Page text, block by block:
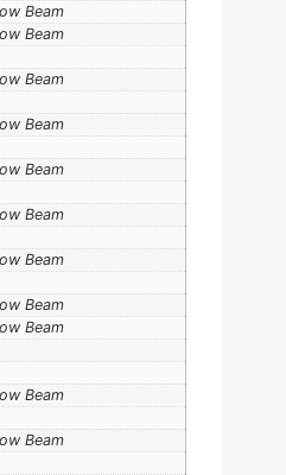
Beam
Beam
Beam
Beam
Beam
Beam
Beam
Beam
Beam
Beam
Beam